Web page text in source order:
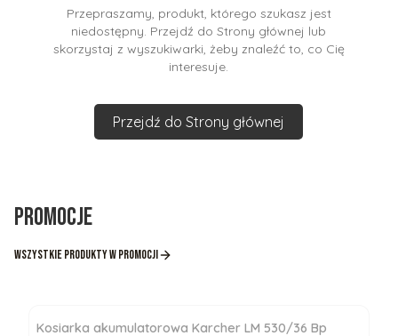
Przepraszamy, produkt, którego szukasz jest
niedostępny. Przejdź do Strony głównej lub
skorzystaj z wyszukiwarki, żeby znaleźć to, co Cię
interesuje.
Przejdź do Strony głównej
Promocje
Wszystkie produkty w promocji
Kosiarka akumulatorowa Karcher LM 530/36 Bp